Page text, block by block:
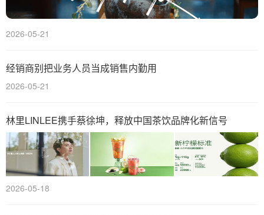
2026-05-21
经销商别把业务人员当成销售内勤用
2026-05-21
林里LINLEE携手蔡徐坤，释放中国茶饮品牌化新信号
2026-05-18